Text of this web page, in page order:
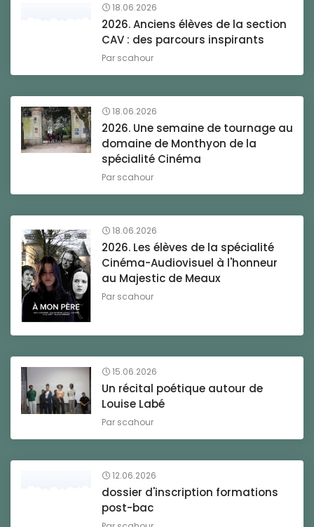
18.06.2026
2026. Anciens élèves de la section
CAV : des parcours inspirants
Par scahour
18.06.2026
2026. Une semaine de tournage au
domaine de Monthyon de la
spécialité Cinéma
Par scahour
18.06.2026
2026. Les élèves de la spécialité
Cinéma-Audiovisuel à l'honneur
au Majestic de Meaux
Par scahour
15.06.2026
Un récital poétique autour de
Louise Labé
Par scahour
12.06.2026
dossier d'inscription formations
post-bac